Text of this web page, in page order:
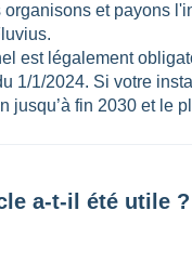
et payons
est légalement
1/1/2024. Si votre
jusqu’à fin 2030 et le
a-t-il été utile ?